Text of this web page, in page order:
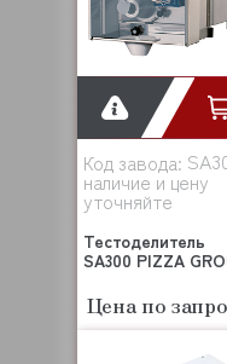
Код завода:
наличие и цену
уточняйте
Тестоделитель
SA300 PIZZA
Цена по